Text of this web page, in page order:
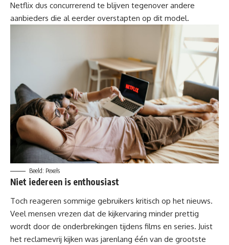
Netflix dus concurrerend te blijven tegenover andere
aanbieders die al eerder overstapten op dit model.
Beeld: Pexels
Niet iedereen is enthousiast
Toch reageren sommige gebruikers kritisch op het nieuws.
Veel mensen vrezen dat de kijkervaring minder prettig
wordt door de onderbrekingen tijdens films en series. Juist
het reclamevrij kijken was jarenlang één van de grootste